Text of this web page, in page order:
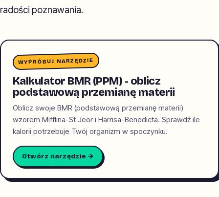
radości poznawania.
WYPRÓBUJ NARZĘDZIE
Kalkulator BMR (PPM) - oblicz
podstawową przemianę materii
Oblicz swoje BMR (podstawową przemianę materii)
wzorem Mifflina-St Jeor i Harrisa-Benedicta. Sprawdź ile
kalorii potrzebuje Twój organizm w spoczynku.
Otwórz narzędzie →